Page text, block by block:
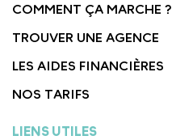
COMMENT ÇA MARCHE ?
TROUVER UNE AGENCE
LES AIDES FINANCIÈRES
NOS TARIFS
LIENS UTILES